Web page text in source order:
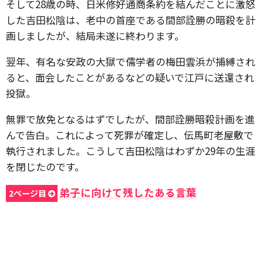
そして28歳の時、日米修好通商条約を結んだことに激怒
した吉田松陰は、老中の首座である間部詮勝の暗殺を計
画しましたが、結局未遂に終わります。
翌年、有名な安政の大獄で儒学者の梅田雲浜が捕縛され
ると、面会したことがあるなどの疑いで江戸に送還され
投獄。
無罪で放免となるはずでしたが、間部詮勝暗殺計画を進
んで告白。これによって死罪が確定し、伝馬町老屋敷で
執行されました。こうして吉田松陰はわずか29年の生涯
を閉じたのです。
2ページ目 弟子に向けて残したある言葉